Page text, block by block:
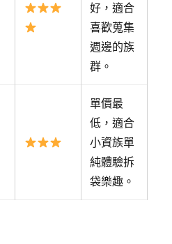
好，適合
喜歡蒐集
週邊的族
群。
單價最
低，適合
小資族單
純體驗拆
袋樂趣。